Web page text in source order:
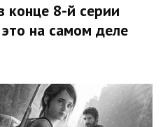
конце 8-й серии
на самом деле